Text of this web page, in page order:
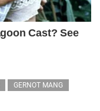
GERNOT MANG